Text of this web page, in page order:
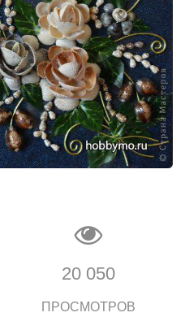
20 050
ПРОСМОТРОВ